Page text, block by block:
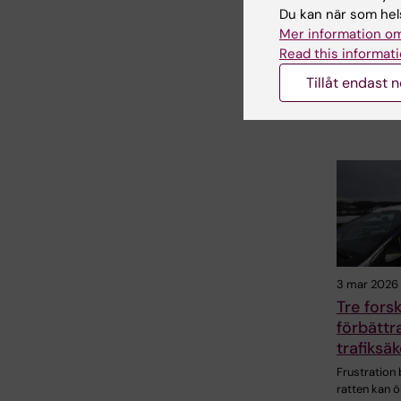
Nationellt
prevention
har…
3 mar 2026
Tre
Frustration
ratten kan
Du kan när som
Mer information
Read this
Tillåt endast